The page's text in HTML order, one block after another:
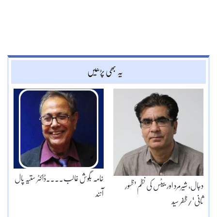
یہ بھی پڑھیں
خامہ بگوش غالب۔۔۔۔ڈاکٹر ستیہ پال
آنند
دجال، شیرمرد اور ییٹس کی نظم ’ظہورِ
ثانی‘/ظفر سیّد